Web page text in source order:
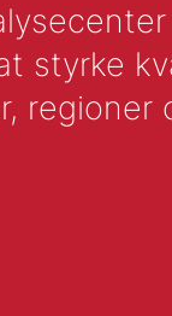
styrke
regioner